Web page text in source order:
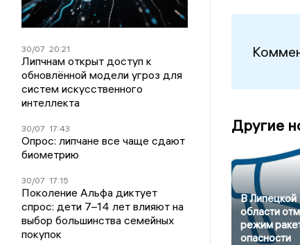
30/07 20:21
Липчнам открыт доступ к
обновлённой модели угроз для
систем искусственного
интеллекта
30/07 17:43
Опрос: липчане все чаще сдают
биометрию
30/07 17:15
Поколение Альфа диктует
спрос: дети 7–14 лет влияют на
выбор большинства семейных
покупок
Другие
В Липецкой
области
режим
опасности